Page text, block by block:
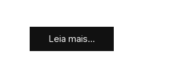
Leia mais...